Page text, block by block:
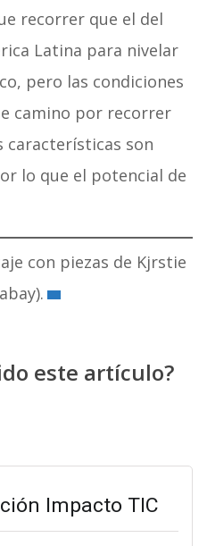
recorrer que el del
Latina para nivelar
pero las condiciones
camino por recorrer
características son
lo que el potencial de
con piezas de Kjrstie
este artículo?
Impacto TIC